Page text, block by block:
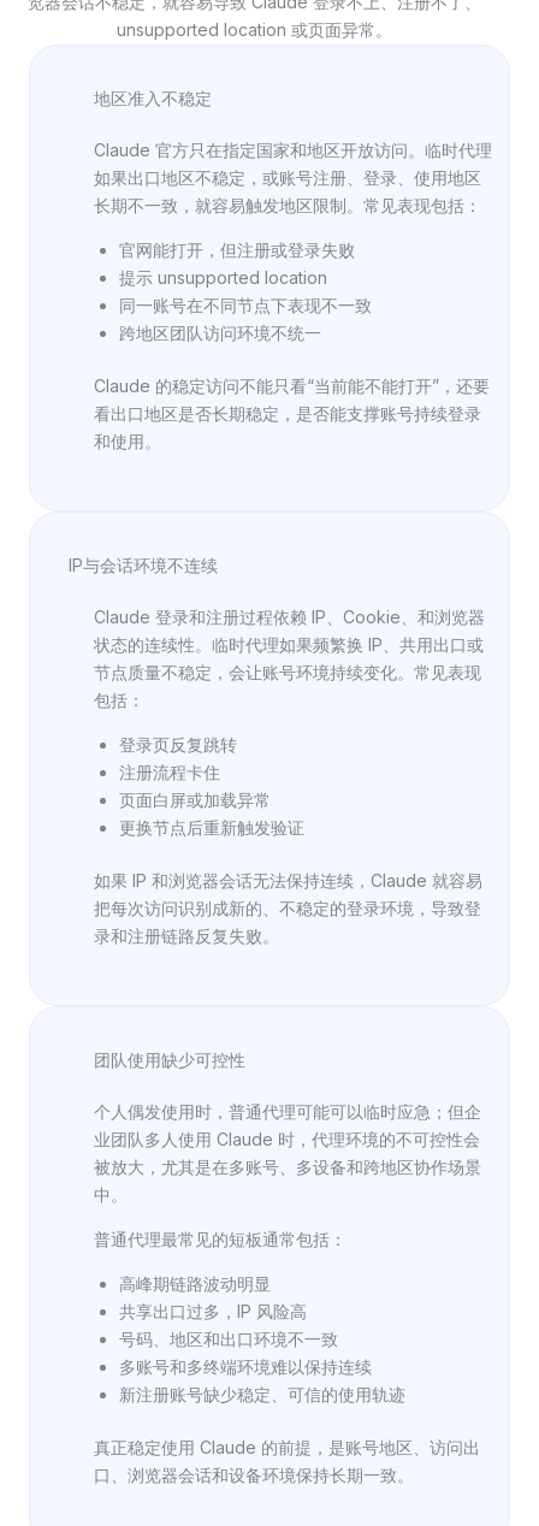
unsupported location 或页面异常。
地区准入不稳定
Claude 官方只在指定国家和地区开放访问。临时代理
如果出口地区不稳定，或账号注册、登录、使用地区
长期不一致，就容易触发地区限制。常见表现包括：
官网能打开，但注册或登录失败
提示 unsupported location
同一账号在不同节点下表现不一致
跨地区团队访问环境不统一
Claude 的稳定访问不能只看“当前能不能打开”，还要
看出口地区是否长期稳定，是否能支撑账号持续登录
和使用。
IP与会话环境不连续
Claude 登录和注册过程依赖 IP、Cookie、和浏览器
状态的连续性。临时代理如果频繁换 IP、共用出口或
节点质量不稳定，会让账号环境持续变化。常见表现
包括：
登录页反复跳转
注册流程卡住
页面白屏或加载异常
更换节点后重新触发验证
如果 IP 和浏览器会话无法保持连续，Claude 就容易
把每次访问识别成新的、不稳定的登录环境，导致登
录和注册链路反复失败。
团队使用缺少可控性
个人偶发使用时，普通代理可能可以临时应急；但企
业团队多人使用 Claude 时，代理环境的不可控性会
被放大，尤其是在多账号、多设备和跨地区协作场景
中。
普通代理最常见的短板通常包括：
高峰期链路波动明显
共享出口过多，IP 风险高
号码、地区和出口环境不一致
多账号和多终端环境难以保持连续
新注册账号缺少稳定、可信的使用轨迹
真正稳定使用 Claude 的前提，是账号地区、访问出
口、浏览器会话和设备环境保持长期一致。